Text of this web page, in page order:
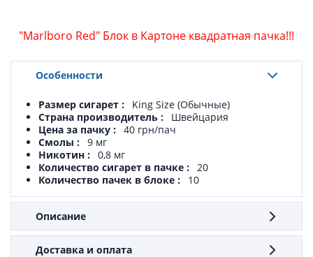
"Marlboro Red" Блок в Картоне квадратная пачка!!!
Особенности
Размер сигарет
King Size (Обычные)
Страна производитель
Швейцария
Цена за пачку
40 грн/пач
Смолы
9 мг
Никотин
0,8 мг
Количество сигарет в пачке
20
Количество пачек в блоке
10
Описание
Доставка и оплата